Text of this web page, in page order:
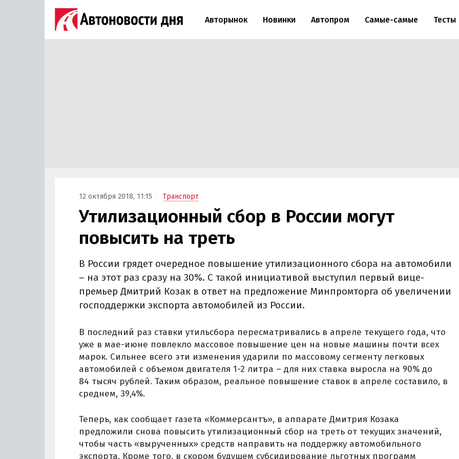
Авторынок Новинки Автопром Самые-самые Тесты
12 октября 2018, 11:15 Транспорт
Утилизационный сбор в России могут
повысить на треть
В России грядет очередное повышение утилизационного сбора на автомобили
– на этот раз сразу на 30%. С такой инициативой выступил первый вице-
премьер Дмитрий Козак в ответ на предложение Минпромторга об увеличении
господдержки экспорта автомобилей из России.
В последний раз ставки утильсбора пересматривались в апреле текущего года, что
уже в мае-июне повлекло массовое повышение цен на новые машины почти всех
марок. Сильнее всего эти изменения ударили по массовому сегменту легковых
автомобилей с объемом двигателя 1-2 литра – для них ставка выросла на 90% до
84 тысяч рублей. Таким образом, реальное повышение ставок в апреле составило, в
среднем, 39,4%.
Теперь, как сообщает газета «Коммерсантъ», в аппарате Дмитрия Козака
предложили снова повысить утилизационный сбор на треть от текущих значений,
чтобы часть «вырученных» средств направить на поддержку автомобильного
экспорта. Кроме того, в скором будущем субсидирование льготных программ